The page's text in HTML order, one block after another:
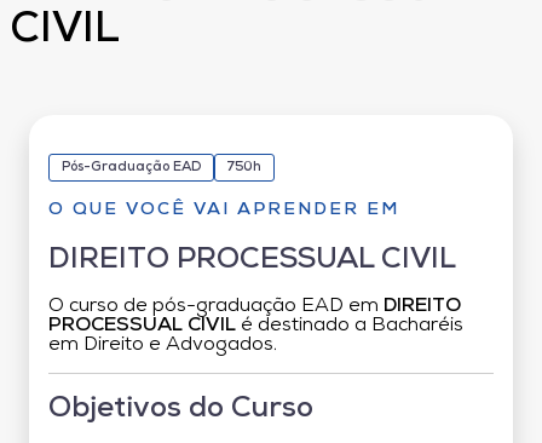
CIVIL
Pós-Graduação EAD 750h
O QUE VOCÊ VAI APRENDER EM
DIREITO PROCESSUAL CIVIL
O curso de pós-graduação EAD em DIREITO
PROCESSUAL CIVIL é destinado a Bacharéis
em Direito e Advogados.
Objetivos do Curso